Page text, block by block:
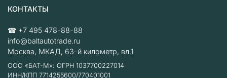
КОНТАКТЫ
☎ +7 495 478-88-88
info@baltautotrade.ru
Москва, МКАД, 63-й километр, вл.1
ООО «БАТ-М»: ОГРН 1037700227014
ИНН/КПП 7714255600/770401001